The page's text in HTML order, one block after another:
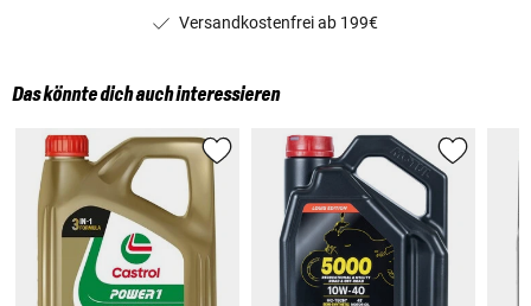
Versandkostenfrei ab 199€
Das könnte dich auch interessieren